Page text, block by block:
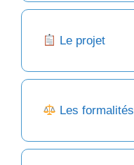
Le projet
Les formalités